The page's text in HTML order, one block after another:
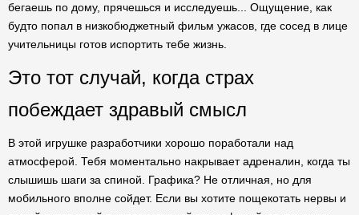
бегаешь по дому, прячешься и исследуешь... Ощущение, как
будто попал в низкобюджетный фильм ужасов, где сосед в лице
учительницы готов испортить тебе жизнь.
Это тот случай, когда страх
побеждает здравый смысл
В этой игрушке разработчики хорошо поработали над
атмосферой. Тебя моментально накрывает адреналин, когда ты
слышишь шаги за спиной. Графика? Не отличная, но для
мобильного вполне сойдет. Если вы хотите пощекотать нервы и